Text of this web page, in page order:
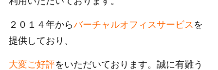
２０１４年からバーチャルオフィスサービス を
提供しており、
大変ご好評をいただいております。誠に有難う